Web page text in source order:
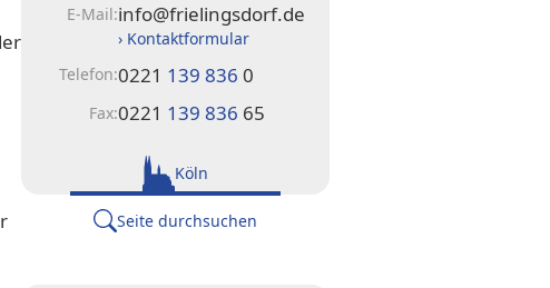
E-Mail:info@frielingsdorf.de
› Kontaktformular
Telefon:0221 139 836 0
Fax:0221 139 836 65
Köln
Seite durchsuchen